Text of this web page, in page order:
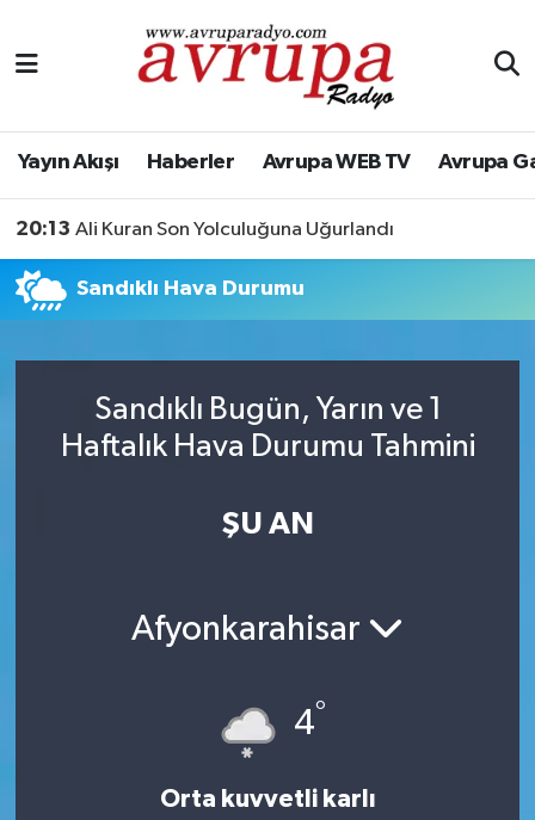
Yayın Akışı Haberler Avrupa WEB TV Avrupa
20:13 Ali Kuran Son Yolculuğuna Uğurlandı
Sandıklı Hava Durumu
Sandıklı Bugün, Yarın ve 1
Haftalık Hava Durumu Tahmini
ŞU AN
Afyonkarahisar
4°
Orta kuvvetli karlı
Yayın Akışı
Haberler
KÜLTÜR-SANAT
Genel
Magazin
Nöbetçi Eczaneler
Hava Durumu
Tüm Manşetler
Son Dakika Haberleri